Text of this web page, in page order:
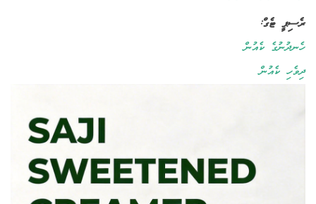
ރެސިޕީ ޓެގް:
ހެނދުނުގެ ކެއުން
ދިވެހި ކެއުން